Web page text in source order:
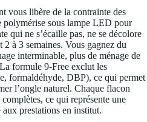
vous libère de la contrainte des
polymérise sous lampe LED pour
qui ne s’écaille pas, ne se décolore
2 à 3 semaines. Vous gagnez du
interminable, plus de ménage de
formule 9-Free exclut les
formaldéhyde, DBP), ce qui permet
l’ongle naturel. Chaque flacon
ce qui représente une
prestations en institut.